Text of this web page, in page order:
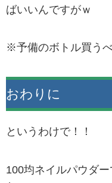
ばいいんですがｗ
※予備のボトル買うべ
おわりに
というわけで！！
100均ネイルパウダ